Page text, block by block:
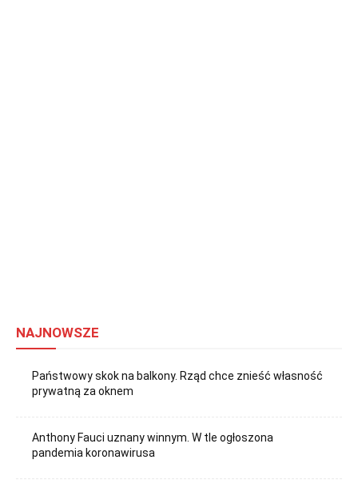
NAJNOWSZE
Państwowy skok na balkony. Rząd chce znieść własność
prywatną za oknem
Anthony Fauci uznany winnym. W tle ogłoszona
pandemia koronawirusa